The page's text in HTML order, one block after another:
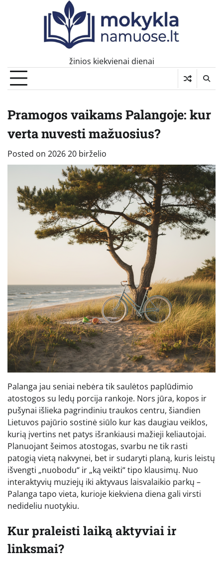
žinios kiekvienai dienai
Pramogos vaikams Palangoje: kur
verta nuvesti mažuosius?
Posted on 2026 20 birželio
Palanga jau seniai nebėra tik saulėtos paplūdimio
atostogos su ledų porcija rankoje. Nors jūra, kopos ir
pušynai išlieka pagrindiniu traukos centru, šiandien
Lietuvos pajūrio sostinė siūlo kur kas daugiau veiklos,
kurią įvertins net patys išrankiausi mažieji keliautojai.
Planuojant šeimos atostogas, svarbu ne tik rasti
patogią vietą nakvynei, bet ir sudaryti planą, kuris leistų
išvengti „nuobodu“ ir „ką veikti“ tipo klausimų. Nuo
interaktyvių muziejų iki aktyvaus laisvalaikio parkų –
Palanga tapo vieta, kurioje kiekviena diena gali virsti
nedideliu nuotykiu.
Kur praleisti laiką aktyviai ir
linksmai?